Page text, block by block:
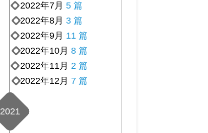
2022年12月 7 篇
2022年11月 2 篇
2022年10月 8 篇
2022年9月 11 篇
2022年8月 3 篇
2022年7月 5 篇
2021